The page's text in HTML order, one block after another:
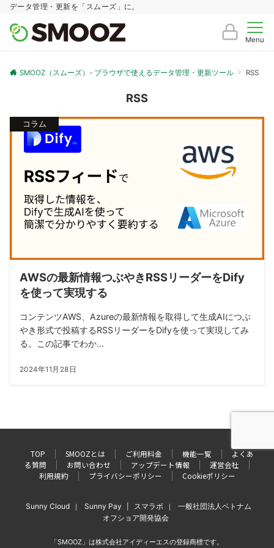
データ管理・更新を「スムーズ」に。
Menu
SMOOZ（スムーズ）- ブラウザで使えるデータ管理・更新ツール RSS
RSS
コラム
AWSの最新情報つぶやきRSSリーダーをDify
を使って実現する
コンテンツAWS、Azureの最新情報を取得して生成AIにつぶ
やき形式で投稿するRSSリーダーをDifyを使って実現してみ
る。この記事でわか...
2024年11月28日
TOP SMOOZとは ご利用料金 機能一覧
よくあ
る質問
お問い合わせ アップデート情報
運営会社
利用規約
プライバシーポリシー Cookieポリシー
Sunny Cloud ｜ Sunny Pay スマラボ ｜
一般社団法人ベトナム
オフショア開発協会
「SMOOZ」は株式会社アイディーエスの登録商標です。